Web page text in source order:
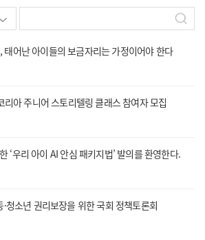
어난 아이들의 보금자리는 가정이어야 한다
아 주니어 스토리텔링 클래스 참여자 모집
‘우리 아이 AI 안심 패키지법’ 발의를 환영한다.
청소년 권리보장을 위한 국회 정책토론회